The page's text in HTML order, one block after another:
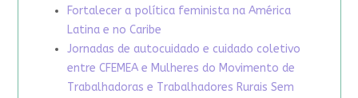
Fortalecer a política feminista na América
Latina e no Caribe
Jornadas de autocuidado e cuidado coletivo
entre CFEMEA e Mulheres do Movimento de
Trabalhadoras e Trabalhadores Rurais Sem